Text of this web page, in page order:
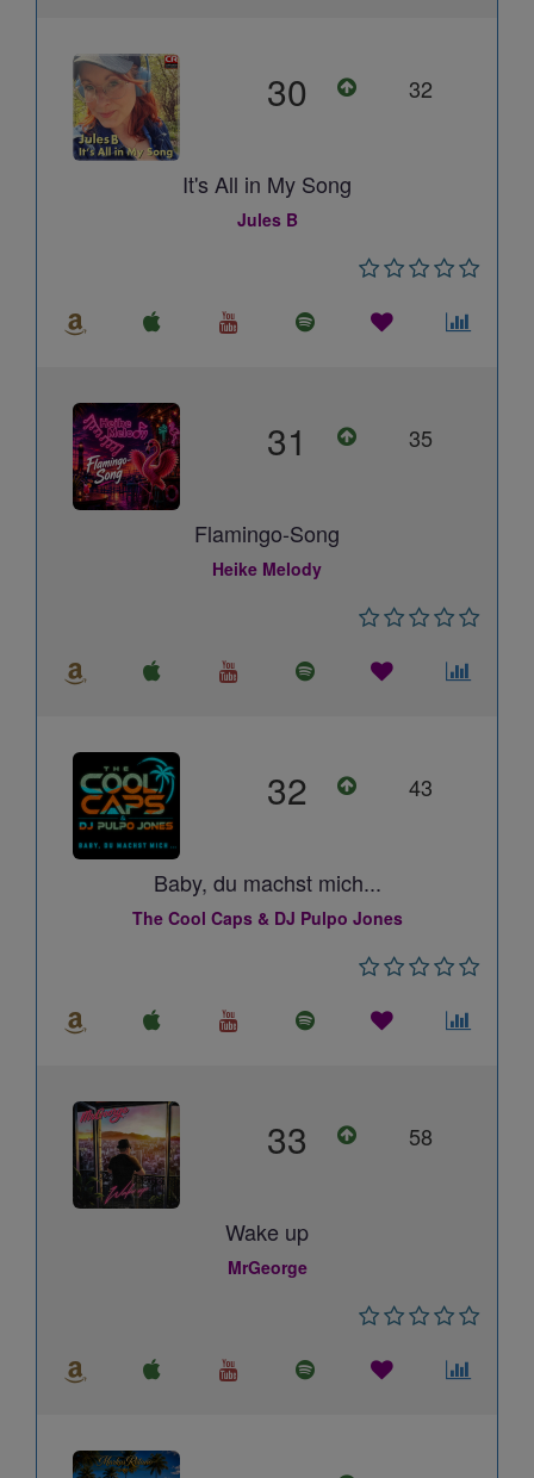
30 32
It's All in My Song
Jules B
31 35
Flamingo-Song
Heike Melody
32 43
Baby, du machst mich...
The Cool Caps & DJ Pulpo Jones
33 58
Wake up
MrGeorge